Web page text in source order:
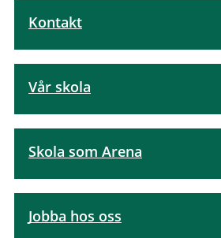
Kontakt
Vår skola
Skola som Arena
Jobba hos oss